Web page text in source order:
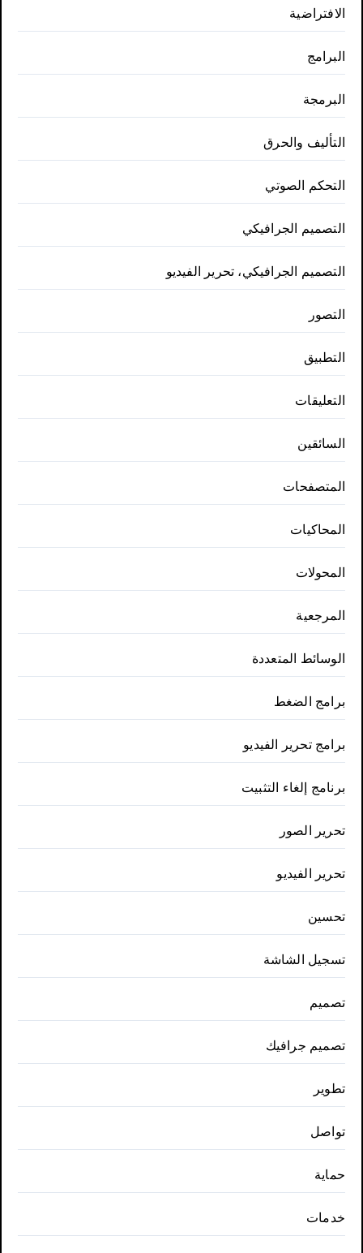
الافتراضية
البرامج
البرمجة
التأليف والحرق
التحكم الصوتي
التصميم الجرافيكي
التصميم الجرافيكي، تحرير الفيديو
التصور
التطبيق
التعليقات
السائقين
المتصفحات
المحاكيات
المحولات
المرجعية
الوسائط المتعددة
برامج الضغط
برامج تحرير الفيديو
برنامج إلغاء التثبيت
تحرير الصور
تحرير الفيديو
تحسين
تسجيل الشاشة
تصميم
تصميم جرافيك
تطوير
تواصل
حماية
خدمات